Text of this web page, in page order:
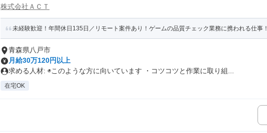
株式会社ＡＣＴ
未経験歓迎！年間休日135日／リモート案件あり！ゲームの品質チェック業務に携われる仕事！
青森県八戸市
月給30万120円以上
求める人材: ◉このような方に向いています ・コツコツと作業に取り組...
在宅OK